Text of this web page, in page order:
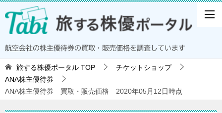
航空会社の株主優待券の買取・販売価格を調査しています
旅する株優ポータル TOP
チケットショップ
ANA株主優待券
ANA株主優待券 買取・販売価格 2020年05月12日時点